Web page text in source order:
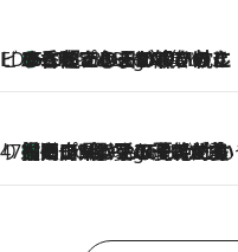
ビューティいいもの集め EDITORS' BEST
2 Hours Ago
35℃超えの日の夜、枕にひと吹き！ BAUMのルームスプレーが、ひのきの香りで心まで解きほぐす
47都道府県の手みやげ ひんやりスイーツで夏を満喫
2 Hours Ago
【岡山県】この夏絶対食べたい 冷やしておいしいおやつ3選 フルーツが主役のプリンやアイスが勢揃い